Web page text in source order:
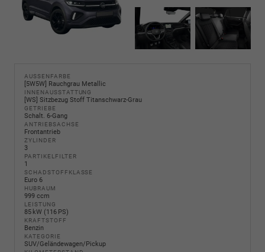
AUSSENFARBE
[5W5W] Rauchgrau Metallic
INNENAUSSTATTUNG
[WS] Sitzbezug Stoff Titanschwarz-Grau
GETRIEBE
Schalt. 6-Gang
ANTRIEBSACHSE
Frontantrieb
ZYLINDER
3
PARTIKELFILTER
1
SCHADSTOFFKLASSE
Euro 6
HUBRAUM
999 ccm
LEISTUNG
85 kW (116 PS)
KRAFTSTOFF
Benzin
KATEGORIE
SUV/Geländewagen/Pickup